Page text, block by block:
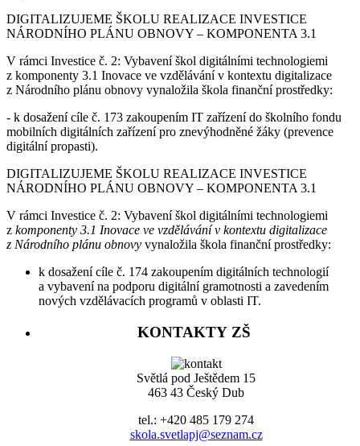
DIGITALIZUJEME ŠKOLU REALIZACE INVESTICE
NÁRODNÍHO PLÁNU OBNOVY – KOMPONENTA 3.1
V rámci Investice č. 2: Vybavení škol digitálními technologiemi
z komponenty 3.1 Inovace ve vzdělávání v kontextu digitalizace
z Národního plánu obnovy vynaložila škola finanční prostředky:
- k dosažení cíle č. 173 zakoupením IT zařízení do školního fondu
mobilních digitálních zařízení pro znevýhodněné žáky (prevence
digitální propasti).
DIGITALIZUJEME ŠKOLU REALIZACE INVESTICE
NÁRODNÍHO PLÁNU OBNOVY – KOMPONENTA 3.1
V rámci Investice č. 2: Vybavení škol digitálními technologiemi
z komponenty 3.1 Inovace ve vzdělávání v kontextu digitalizace
z Národního plánu obnovy vynaložila škola finanční prostředky:
k dosažení cíle č. 174 zakoupením digitálních technologií
a vybavení na podporu digitální gramotnosti a zavedením
nových vzdělávacích programů v oblasti IT.
KONTAKTY ZŠ
Světlá pod Ještědem 15
463 43 Český Dub
tel.: +420 485 179 274
skola.svetlapj@seznam.cz